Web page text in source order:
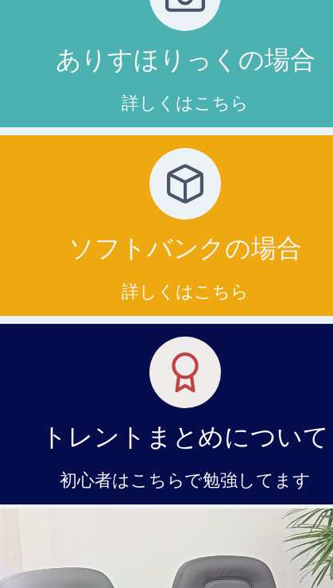
ありすほりっくの場合
詳しくはこちら
ソフトバンクの場合
詳しくはこちら
トレントまとめについて
初心者はこちらで勉強してます